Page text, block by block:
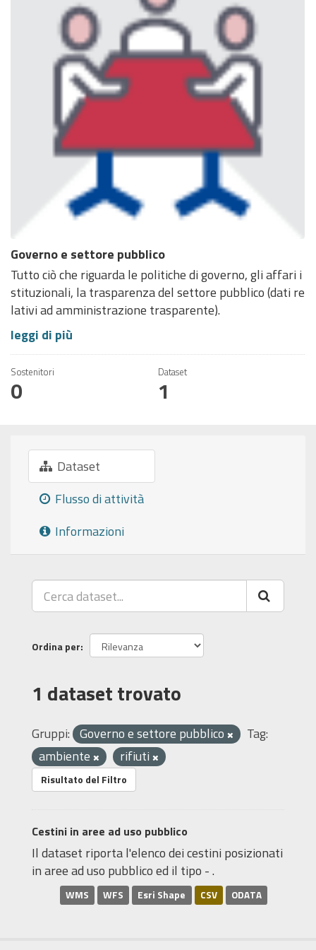
Governo e settore pubblico
Tutto ciò che riguarda le politiche di governo, gli affari i
stituzionali, la trasparenza del settore pubblico (dati re
lativi ad amministrazione trasparente).
leggi di più
Sostenitori
0
Dataset
1
Dataset
Flusso di attività
Informazioni
Ordina per
1 dataset trovato
Gruppi: Governo e settore pubblico
Tag:
ambiente
rifiuti
Risultato del Filtro
Cestini in aree ad uso pubblico
Il dataset riporta l'elenco dei cestini posizionati
in aree ad uso pubblico ed il tipo - .
WMS WFS Esri Shape CSV ODATA